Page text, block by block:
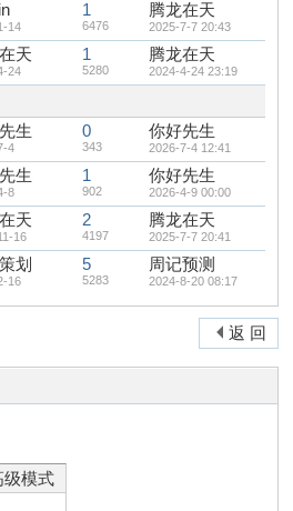
14
1
6476
腾龙在天
2025-7-7 20:43
天
24
1
5280
腾龙在天
2024-4-24 23:19
生
4
0
343
你好先生
2026-7-4 12:41
生
8
1
902
你好先生
2026-4-9 00:00
天
16
2
4197
腾龙在天
2025-7-7 20:41
划
16
5
5283
周记预测
2024-8-20 08:17
返 回
级模式